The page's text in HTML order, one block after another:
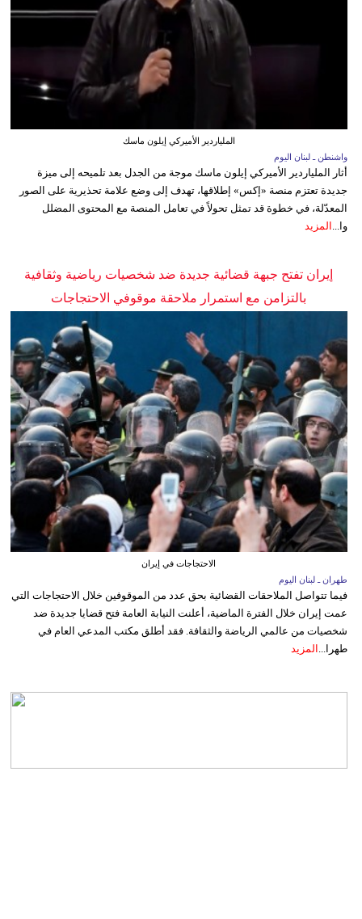
الملياردير الأميركي إيلون ماسك
واشنطن ـ لبنان اليوم
أثار الملياردير الأميركي إيلون ماسك موجة من الجدل بعد تلميحه إلى ميزة
جديدة تعتزم منصة «إكس» إطلاقها، تهدف إلى وضع علامة تحذيرية على الصور
المعدّلة، في خطوة قد تمثل تحولاً في تعامل المنصة مع المحتوى المضلل
وا... المزيد
إيران تفتح جبهة قضائية جديدة ضد شخصيات رياضية وثقافية
بالتزامن مع استمرار ملاحقة موقوفي الاحتجاجات
الاحتجاجات في إيران
طهران ـ لبنان اليوم
فيما تتواصل الملاحقات القضائية بحق عدد من الموقوفين خلال الاحتجاجات التي
عمت إيران خلال الفترة الماضية، أعلنت النيابة العامة فتح قضايا جديدة ضد
شخصيات من عالمي الرياضة والثقافة. فقد أطلق مكتب المدعي العام في
طهرا... المزيد